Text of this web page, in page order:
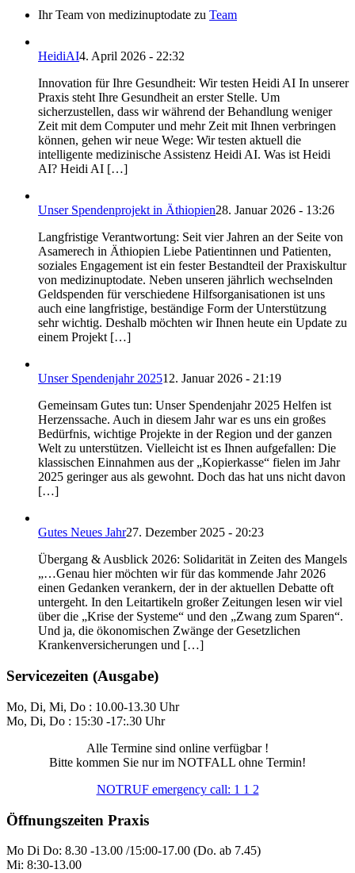
Ihr Team von medizinuptodate zu Team
HeidiAI4. April 2026 - 22:32
Innovation für Ihre Gesundheit: Wir testen Heidi AI In unserer
Praxis steht Ihre Gesundheit an erster Stelle. Um
sicherzustellen, dass wir während der Behandlung weniger
Zeit mit dem Computer und mehr Zeit mit Ihnen verbringen
können, gehen wir neue Wege: Wir testen aktuell die
intelligente medizinische Assistenz Heidi AI. Was ist Heidi
AI? Heidi AI […]
Unser Spendenprojekt in Äthiopien28. Januar 2026 - 13:26
Langfristige Verantwortung: Seit vier Jahren an der Seite von
Asamerech in Äthiopien Liebe Patientinnen und Patienten,
soziales Engagement ist ein fester Bestandteil der Praxiskultur
von medizinuptodate. Neben unseren jährlich wechselnden
Geldspenden für verschiedene Hilfsorganisationen ist uns
auch eine langfristige, beständige Form der Unterstützung
sehr wichtig. Deshalb möchten wir Ihnen heute ein Update zu
einem Projekt […]
Unser Spendenjahr 202512. Januar 2026 - 21:19
Gemeinsam Gutes tun: Unser Spendenjahr 2025 Helfen ist
Herzenssache. Auch in diesem Jahr war es uns ein großes
Bedürfnis, wichtige Projekte in der Region und der ganzen
Welt zu unterstützen. Vielleicht ist es Ihnen aufgefallen: Die
klassischen Einnahmen aus der „Kopierkasse“ fielen im Jahr
2025 geringer aus als gewohnt. Doch das hat uns nicht davon
[…]
Gutes Neues Jahr27. Dezember 2025 - 20:23
Übergang & Ausblick 2026: Solidarität in Zeiten des Mangels
„…Genau hier möchten wir für das kommende Jahr 2026
einen Gedanken verankern, der in der aktuellen Debatte oft
untergeht. In den Leitartikeln großer Zeitungen lesen wir viel
über die „Krise der Systeme“ und den „Zwang zum Sparen“.
Und ja, die ökonomischen Zwänge der Gesetzlichen
Krankenversicherungen und […]
Servicezeiten (Ausgabe)
Mo, Di, Mi, Do : 10.00-13.30 Uhr
Mo, Di, Do : 15:30 -17:.30 Uhr
Alle Termine sind online verfügbar !
Bitte kommen Sie nur im NOTFALL ohne Termin!
NOTRUF emergency call: 1 1 2
Öffnungszeiten Praxis
Mo Di Do: 8.30 -13.00 /15:00-17.00 (Do. ab 7.45)
Mi: 8:30-13.00